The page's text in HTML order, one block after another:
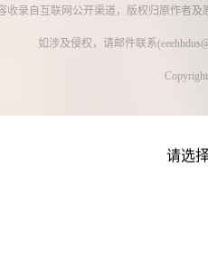
请选
收录自互联网公开渠道，版权归原作者
如涉及侵权，请邮件联系(